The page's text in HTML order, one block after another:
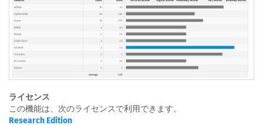
ライセンス
この機能は、次のライセンスで利用できます。
Research Edition